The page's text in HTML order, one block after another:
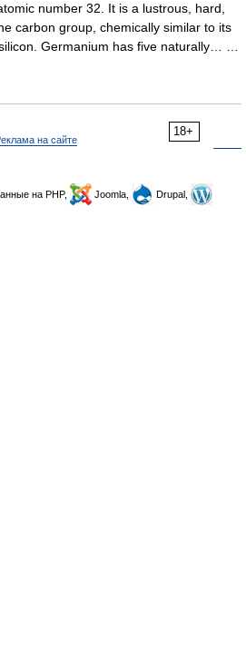
number 32. It is a lustrous, hard,
carbon group, chemically similar to its
Germanium has five naturally… …
18+
на сайте
на PHP, Joomla,
Drupal,